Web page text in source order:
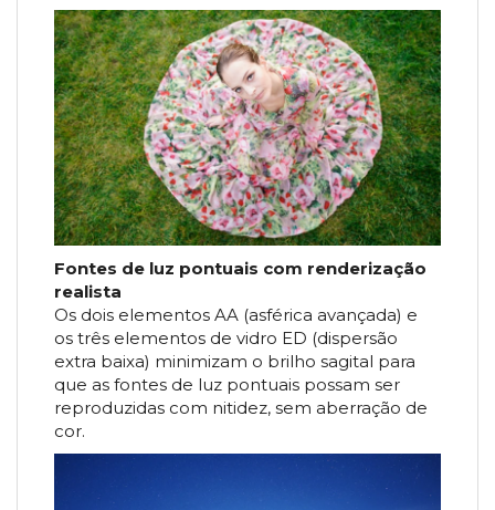
Fontes de luz pontuais com renderização
realista
Os dois elementos AA (asférica avançada) e
os três elementos de vidro ED (dispersão
extra baixa) minimizam o brilho sagital para
que as fontes de luz pontuais possam ser
reproduzidas com nitidez, sem aberração de
cor.